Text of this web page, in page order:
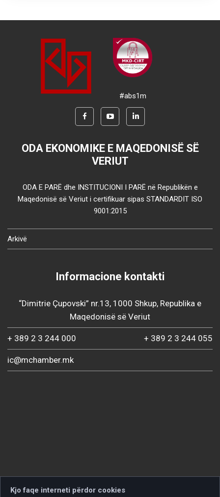
#abs1m
ODA EKONOMIKE E MAQEDONISË SË
VERIUT
ODA E PARË dhe INSTITUCIONI I PARË në Republikën e
Maqedonisë së Veriut i certifikuar sipas STANDARDIT ISO
9001:2015
Arkivë
Informacione kontakti
“Dimitrie Çupovski” nr.13, 1000 Shkup, Republika e
Maqedonisë së Veriut
+ 389 2 3 244 000 + 389 2 3 244 055
ic@mchamber.mk
Kjo faqe interneti përdor cookies